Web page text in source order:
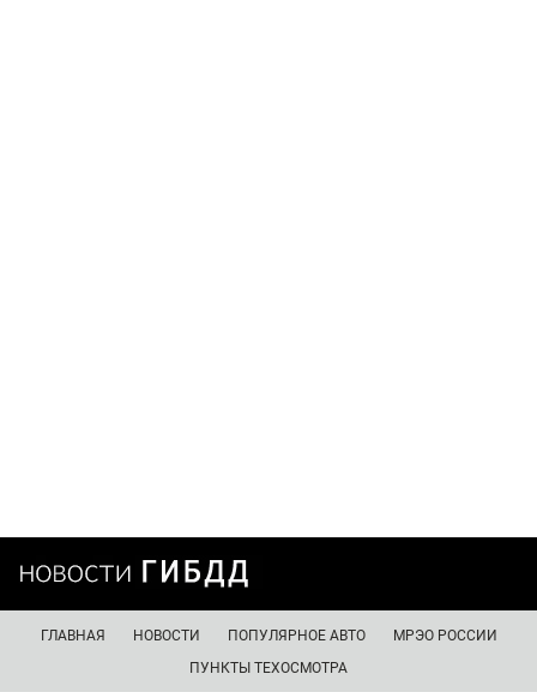
ГЛАВНАЯ НОВОСТИ ПОПУЛЯРНОЕ АВТО
МРЭО РОССИИ
ПУНКТЫ ТЕХОСМОТРА